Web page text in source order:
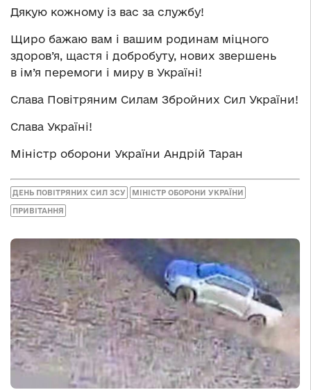
Дякую кожному із вас за службу!
Щиро бажаю вам і вашим родинам міцного
здоров’я, щастя і добробуту, нових звершень
в ім’я перемоги і миру в Україні!
Слава Повітряним Силам Збройних Сил України!
Слава Україні!
Міністр оборони України Андрій Таран
ДЕНЬ ПОВІТРЯНИХ СИЛ ЗСУ МІНІСТР ОБОРОНИ УКРАЇНИ
ПРИВІТАННЯ